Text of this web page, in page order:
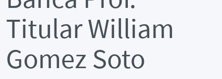
Titular William
Gomez Soto